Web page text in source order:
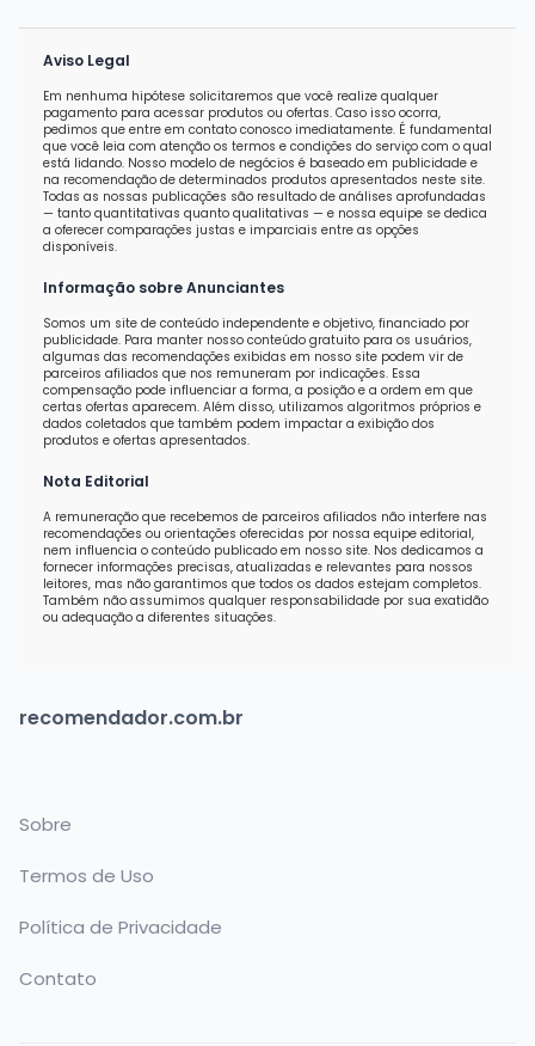
Aviso Legal
Em nenhuma hipótese solicitaremos que você realize qualquer
pagamento para acessar produtos ou ofertas. Caso isso ocorra,
pedimos que entre em contato conosco imediatamente. É fundamental
que você leia com atenção os termos e condições do serviço com o qual
está lidando. Nosso modelo de negócios é baseado em publicidade e
na recomendação de determinados produtos apresentados neste site.
Todas as nossas publicações são resultado de análises aprofundadas
— tanto quantitativas quanto qualitativas — e nossa equipe se dedica
a oferecer comparações justas e imparciais entre as opções
disponíveis.
Informação sobre Anunciantes
Somos um site de conteúdo independente e objetivo, financiado por
publicidade. Para manter nosso conteúdo gratuito para os usuários,
algumas das recomendações exibidas em nosso site podem vir de
parceiros afiliados que nos remuneram por indicações. Essa
compensação pode influenciar a forma, a posição e a ordem em que
certas ofertas aparecem. Além disso, utilizamos algoritmos próprios e
dados coletados que também podem impactar a exibição dos
produtos e ofertas apresentados.
Nota Editorial
A remuneração que recebemos de parceiros afiliados não interfere nas
recomendações ou orientações oferecidas por nossa equipe editorial,
nem influencia o conteúdo publicado em nosso site. Nos dedicamos a
fornecer informações precisas, atualizadas e relevantes para nossos
leitores, mas não garantimos que todos os dados estejam completos.
Também não assumimos qualquer responsabilidade por sua exatidão
ou adequação a diferentes situações.
recomendador.com.br
Sobre
Termos de Uso
Política de Privacidade
Contato